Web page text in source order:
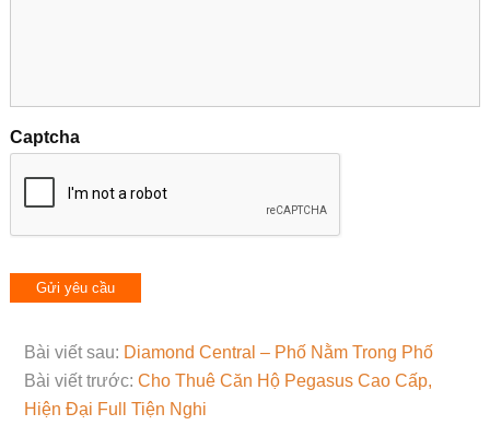
Captcha
Bài viết sau: Diamond Central – Phố Nằm Trong Phố
Bài viết trước: Cho Thuê Căn Hộ Pegasus Cao Cấp,
Hiện Đại Full Tiện Nghi